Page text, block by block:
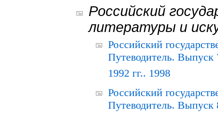
Российский
литературы и
Российский
Путеводитель.
1992 гг.. 1998
Российский
Путеводитель. Выпуск